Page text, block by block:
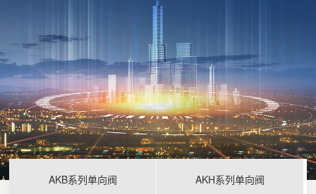
AKB系列单向阀 AKH系列单向阀